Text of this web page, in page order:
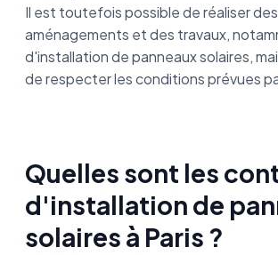
Il est toutefois possible de réaliser des
aménagements et des travaux,
d'installation de panneaux solaires,
de respecter les conditions prévues
Quelles sont les
d'installation de
solaires à Paris ?